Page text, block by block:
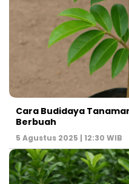
Cara Budidaya
Berbuah
5 Agustus 2025 | 12:30 WIB